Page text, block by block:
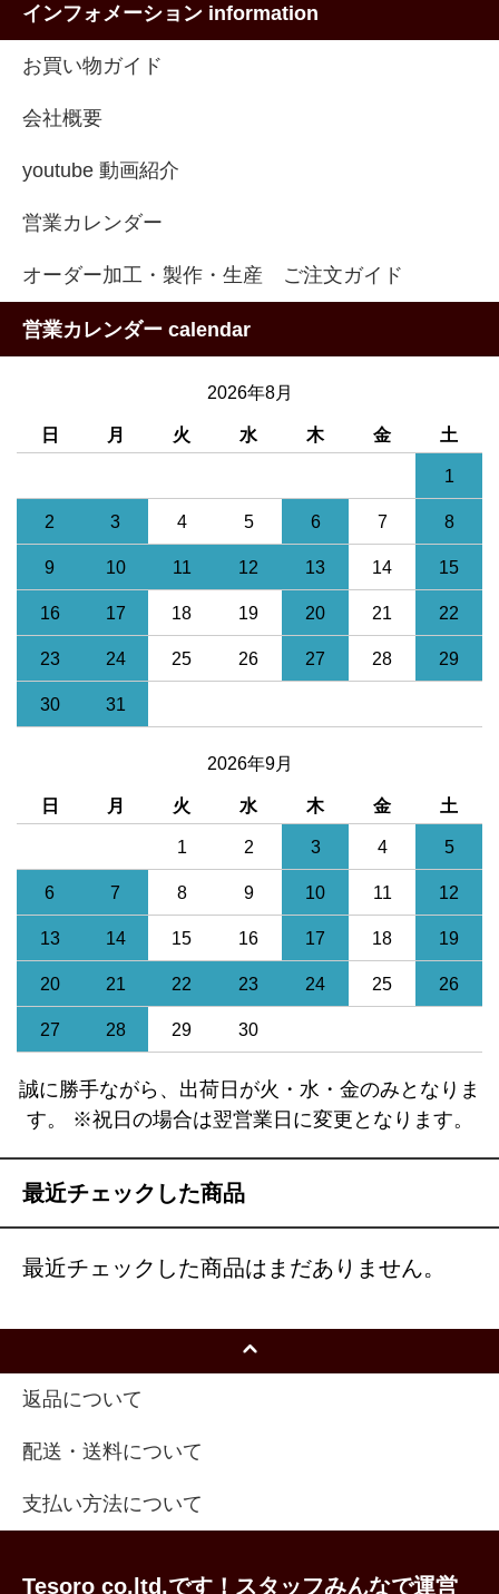
インフォメーション information
お買い物ガイド
会社概要
youtube 動画紹介
営業カレンダー
オーダー加工・製作・生産 ご注文ガイド
営業カレンダー calendar
2026年8月
日 月 火 水 木 金 土
1
2 3 4 5 6 7 8
9 10 11 12 13 14 15
16 17 18 19 20 21 22
23 24 25 26 27 28 29
30 31
2026年9月
日 月 火 水 木 金 土
1 2 3 4 5
6 7 8 9 10 11 12
13 14 15 16 17 18 19
20 21 22 23 24 25 26
27 28 29 30
誠に勝手ながら、出荷日が火・水・金のみとなりま
す。 ※祝日の場合は翌営業日に変更となります。
最近チェックした商品
最近チェックした商品はまだありません。
返品について
配送・送料について
支払い方法について
Tesoro co.ltd.です！スタッフみんなで運営